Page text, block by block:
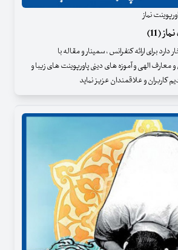
نماز
(11)
دارد برای ارائه کنفرانس ، سمینار و مقاله با
معارف الهی و آموزه های دینی پاورپوینت های زیبا و
کاربران و علاقمندان عزیز نماید